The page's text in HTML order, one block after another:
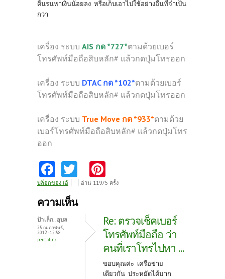
ดิ้นรนหาเงินน้อยลง หรือเก็บเอาไปใช้อย่างอื่นที่จำเป็น
กว่า
เครื่อง ระบบ AIS กด *727*ตามด้วยเบอร์
โทรศัพท์มือถือสิบหลัก# แล้วกดปุ่มโทรออก
เครื่อง ระบบ DTAC กด *102*ตามด้วยเบอร์
โทรศัพท์มือถือสิบหลัก# แล้วกดปุ่มโทรออก
เครื่อง ระบบ True Move กด *933*ตามด้วย
เบอร์โทรศัพท์มือถือสิบหลัก# แล้วกดปุ่มโทร
ออก
Fa
ce
b
o
o
k
w
itt
er
nt
es
t
บล็อกของ เอ้ อ่าน 11975 ครั้ง
ความเห็น
ป้าเล็ก..อุบล
25 กุมภาพันธ์,
2012 - 12:58
permalink
Re: ตรวจเช็คเบอร์
โทรศัพท์มือถือ ว่า
คนที่เราโทรไปหา ...
ขอบคุณค่ะ เครือข่าย
เดียวกัน ประหยัดได้มาก